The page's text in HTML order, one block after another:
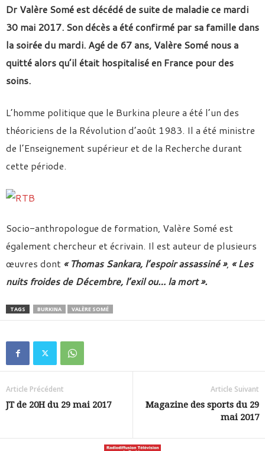
Dr Valère Somé est décédé de suite de maladie ce mardi
30 mai 2017. Son décès a été confirmé par sa famille dans
la soirée du mardi. Agé de 67 ans, Valère Somé nous a
quitté alors qu’il était hospitalisé en France pour des
soins.
L’homme politique que le Burkina pleure a été l’un des
théoriciens de la Révolution d’août 1983. Il a été ministre
de l’Enseignement supérieur et de la Recherche durant
cette période.
Socio-anthropologue de formation, Valère Somé est
également chercheur et écrivain. Il est auteur de plusieurs
œuvres dont « Thomas Sankara, l’espoir assassiné », « Les
nuits froides de Décembre, l’exil ou… la mort ».
TAGS BURKINA VALÈRE SOMÉ
Article Précédent
JT de 20H du 29 mai 2017
Article Suivant
Magazine des sports du 29
mai 2017